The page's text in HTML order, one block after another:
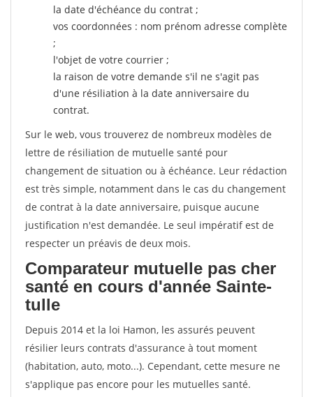
la date d'échéance du contrat ;
vos coordonnées : nom prénom adresse complète
;
l'objet de votre courrier ;
la raison de votre demande s'il ne s'agit pas
d'une résiliation à la date anniversaire du
contrat.
Sur le web, vous trouverez de nombreux modèles de
lettre de résiliation de mutuelle santé pour
changement de situation ou à échéance. Leur rédaction
est très simple, notamment dans le cas du changement
de contrat à la date anniversaire, puisque aucune
justification n'est demandée. Le seul impératif est de
respecter un préavis de deux mois.
Comparateur mutuelle pas cher
santé en cours d'année Sainte-
tulle
Depuis 2014 et la loi Hamon, les assurés peuvent
résilier leurs contrats d'assurance à tout moment
(habitation, auto, moto...). Cependant, cette mesure ne
s'applique pas encore pour les mutuelles santé.